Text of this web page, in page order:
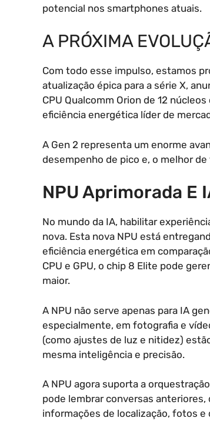
potencial nos smartphones atuais.
A PRÓXIMA
Com todo esse impulso, estamos
atualização épica para a série X,
CPU Qualcomm Orion de 12
eficiência energética líder de
A Gen 2 representa um enorme
desempenho de pico e, o melhor
NPU Aprimorada E
No mundo da IA, habilitar
nova. Esta nova NPU está
eficiência energética em
CPU e GPU, o chip 8 Elite pode
maior.
A NPU não serve apenas para IA
especialmente, em fotografia e
(como ajustes de luz e nitidez)
mesma inteligência e precisão.
A NPU agora suporta a
pode lembrar conversas
informações de localização, fotos